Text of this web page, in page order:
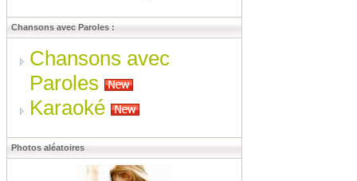
Chansons avec Paroles :
Chansons avec
Paroles
Karaoké
Photos aléatoires